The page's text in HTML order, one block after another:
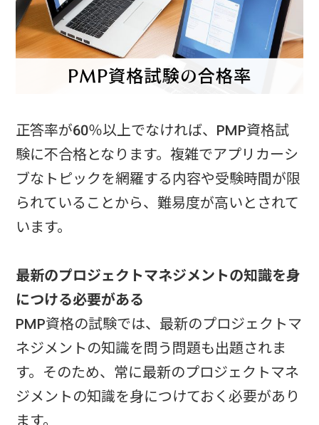
正答率が60％以上でなければ、PMP資格試
験に不合格となります。複雑でアプリカーシ
ブなトピックを網羅する内容や受験時間が限
られていることから、難易度が高いとされて
います。
最新のプロジェクトマネジメントの知識を身
につける必要がある
PMP資格の試験では、最新のプロジェクトマ
ネジメントの知識を問う問題も出題されま
す。そのため、常に最新のプロジェクトマネ
ジメントの知識を身につけておく必要があり
ます。